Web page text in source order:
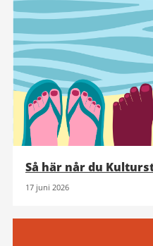
Så här når du
17 juni 2026